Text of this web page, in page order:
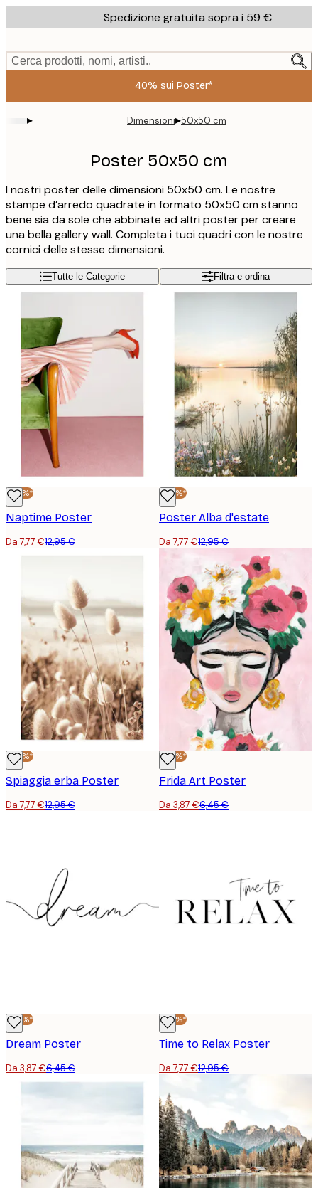
to
content.
Spedizione gratuita sopra i 59 €
Cerca prodotti, nomi, artisti..
40% sui Poster*
▸ Dimensioni▸50x50 cm
Poster 50x50 cm
I nostri poster delle dimensioni 50x50 cm. Le nostre
stampe d’arredo quadrate in formato 50x50 cm stanno
bene sia da sole che abbinate ad altri poster per creare
una bella gallery wall. Completa i tuoi quadri con le nostre
cornici delle stesse dimensioni.
Tutte le Categorie Filtra e ordina
-40%*
Naptime Poster
Da 7,77 €12,95 €
-40%*
Poster Alba d'estate
Da 7,77 €12,95 €
-40%*
Spiaggia erba Poster
Da 7,77 €12,95 €
-40%*
Frida Art Poster
Da 3,87 €6,45 €
-40%*
Dream Poster
Da 3,87 €6,45 €
-40%*
Time to Relax Poster
Da 7,77 €12,95 €